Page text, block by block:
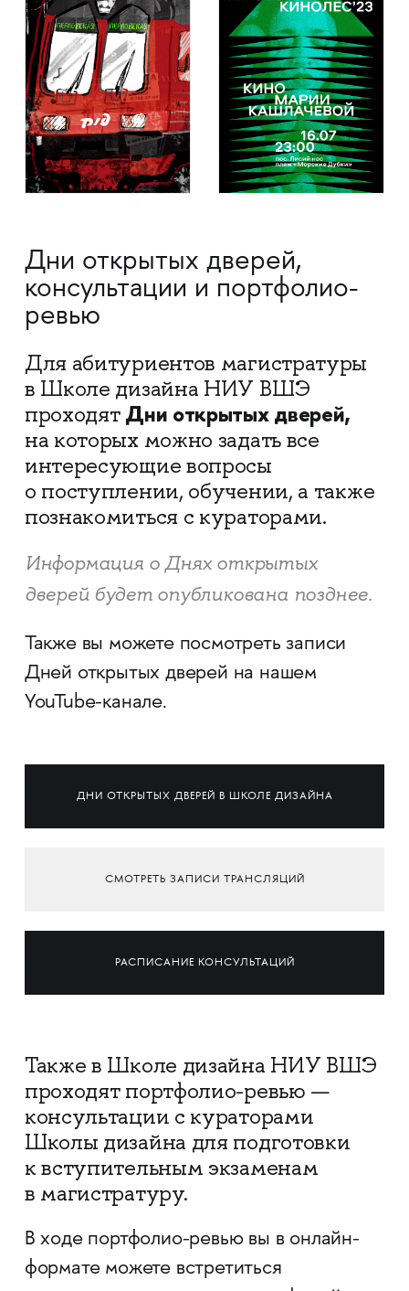
Дни открытых дверей,
консультации и портфолио-
ревью
Для абитуриентов магистратуры
в Школе дизайна НИУ ВШЭ
проходят Дни открытых дверей,
на которых можно задать все
интересующие вопросы
о поступлении, обучении, а также
познакомиться с кураторами.
​​​​​​​Информация о Днях открытых
дверей будет ​​​​​​​опубликована позднее.​​​​​​​
Также вы можете посмотреть записи
Дней открытых дверей на нашем
YouTube-канале.
ДНИ ОТКРЫТЫХ ДВЕРЕЙ В ШКОЛЕ ДИЗАЙНА
СМОТРЕТЬ ЗАПИСИ ТРАНСЛЯЦИЙ
РАСПИСАНИЕ КОНСУЛЬТАЦИЙ
Также в Школе дизайна НИУ ВШЭ
проходят портфолио-ревью —
консультации с кураторами
Школы дизайна для подготовки
к вступительным экзаменам
в магистратуру.
В ходе портфолио-ревью вы в онлайн-
формате можете встретиться